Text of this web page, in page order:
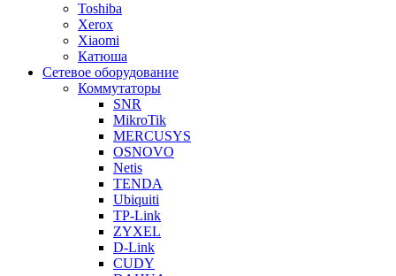
Toshiba
Xerox
Xiaomi
Катюша
Сетевое оборудование
Коммутаторы
SNR
MikroTik
MERCUSYS
OSNOVO
Netis
TENDA
Ubiquiti
TP-Link
ZYXEL
D-Link
CUDY